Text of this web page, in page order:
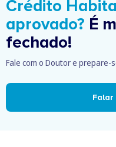
Crédito
aprovado? É
fechado!
Fale com o Doutor e prepare-
Falar